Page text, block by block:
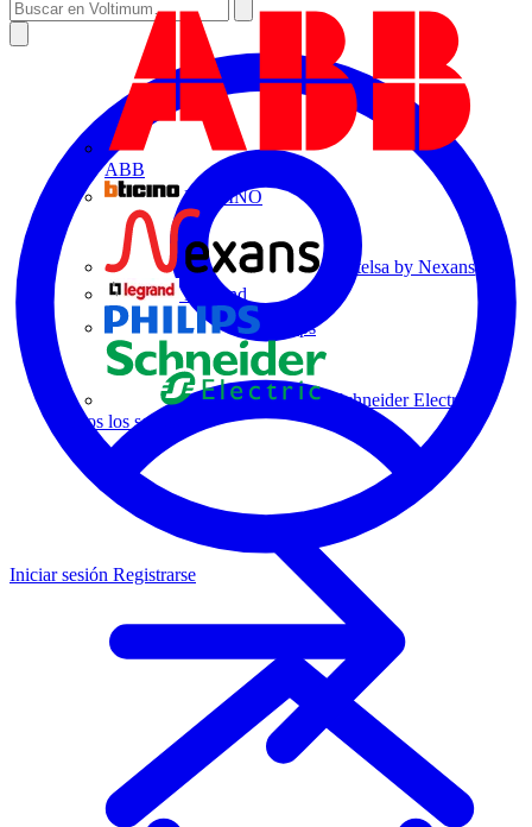
ABB
BTICINO
Centelsa by Nexans
Legrand
Philips
Schneider Electric
Todos los socios
Iniciar sesión Registrarse